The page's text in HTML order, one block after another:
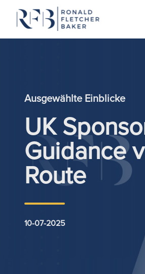
Ausgewählte Einblicke
UK
Guidance
Route
10-07-2025